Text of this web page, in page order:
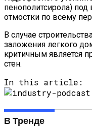
пенополитсирола)
отмостки по всему
В случае
заложения легкого
критичным является
стен.
In this article:
В Тренде